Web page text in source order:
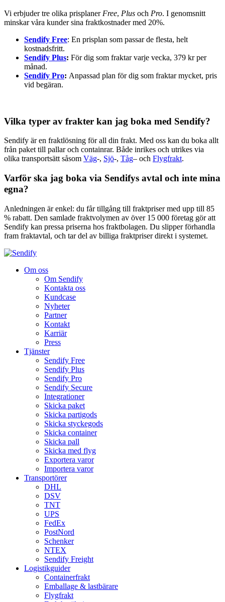
Vi erbjuder tre olika prisplaner Free, Plus och Pro. I genomsnitt
minskar våra kunder sina fraktkostnader med 20%.
Sendify Free: En prisplan som passar de flesta, helt
kostnadsfritt.
Sendify Plus: För dig som fraktar varje vecka, 379 kr per
månad.
Sendify Pro: Anpassad plan för dig som fraktar mycket, pris
vid begäran.
Vilka typer av frakter kan jag boka med Sendify?
Sendify är en fraktlösning för all din frakt. Med oss kan du boka allt
från paket till pallar och containrar. Både inrikes och utrikes via
olika transportsätt såsom Väg-, Sjö-, Tåg– och Flygfrakt.
Varför ska jag boka via Sendifys avtal och inte mina
egna?
Anledningen är enkel: du får tillgång till fraktpriser med upp till 85
% rabatt. Den samlade fraktvolymen av över 15 000 företag gör att
Sendify kan pressa priserna hos fraktbolagen. Du slipper förhandla
fram fraktavtal, och tar del av billiga fraktpriser direkt i systemet.
Om oss
Om Sendify
Kontakta oss
Kundcase
Nyheter
Partner
Kontakt
Karriär
Press
Tjänster
Sendify Free
Sendify Plus
Sendify Pro
Sendify Secure
Integrationer
Skicka paket
Skicka partigods
Skicka styckegods
Skicka container
Skicka pall
Skicka med flyg
Exportera varor
Importera varor
Transportörer
DHL
DSV
TNT
UPS
FedEx
PostNord
Schenker
NTEX
Sendify Freight
Logistikguider
Containerfrakt
Emballage & lastbärare
Flygfrakt